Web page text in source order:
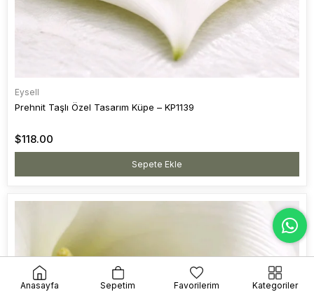
Eysell
Prehnit Taşlı Özel Tasarım Küpe – KP1139
$118.00
Sepete Ekle
Anasayfa Sepetim Favorilerim Kategoriler